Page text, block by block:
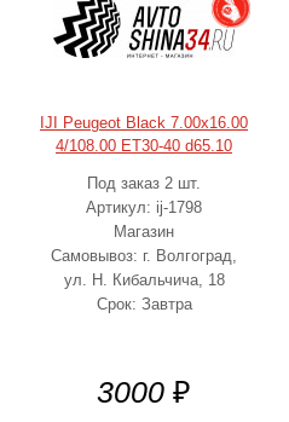
IJI Peugeot Black 7.00x16.00
4/108.00 ET30-40 d65.10
Под заказ 2 шт.
Артикул: ij-1798
Магазин
Самовывоз: г. Волгоград,
ул. Н. Кибальчича, 18
Срок: Завтра
3000 ₽